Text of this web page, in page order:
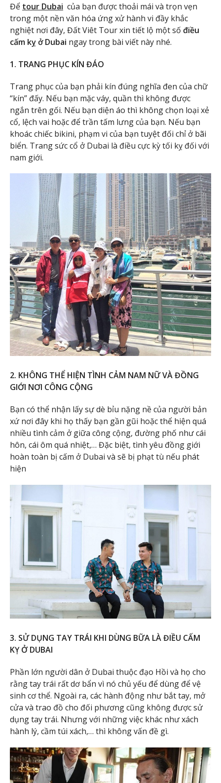
Để tour Dubai của bạn được thoải mái và trọn vẹn
trong một nền văn hóa ứng xử hành vi đầy khắc
nghiệt nơi đây, Đất Viêt Tour xin tiết lộ một số điều
cấm kỵ ở Dubai ngay trong bài viết này nhé.
1. TRANG PHỤC KÍN ĐÁO
Trang phục của bạn phải kín đúng nghĩa đen của chữ
“kín” đấy. Nếu bạn mặc váy, quần thì không được
ngắn trên gối. Nếu bạn diện áo thì không chọn loại xẻ
cổ, lệch vai hoặc để trần tấm lưng của bạn. Nếu bạn
khoác chiếc bikini, phạm vi của bạn tuyệt đối chỉ ở bãi
biển. Trang sức cổ ở Dubai là điều cực kỳ tối kỵ đối với
nam giới.
2. KHÔNG THỂ HIỆN TÌNH CẢM NAM NỮ VÀ ĐỒNG
GIỚI NƠI CÔNG CỘNG
Bạn có thể nhận lấy sự dè bỉu nặng nề của người bản
xứ nơi đây khi họ thấy bạn gần gũi hoặc thể hiện quá
nhiều tình cảm ở giữa công cộng, đường phố như cái
hôn, cái ôm quá nhiệt,… Đặc biệt, tình yêu đồng giới
hoàn toàn bị cấm ở Dubai và sẽ bị phạt tù nếu phát
hiện
3. SỬ DỤNG TAY TRÁI KHI DÙNG BỮA LÀ ĐIỀU CẤM
KỴ Ở DUBAI
Phần lớn người dân ở Dubai thuộc đạo Hồi và họ cho
rằng tay trái rất dơ bẩn vì nó chủ yếu để dùng để vệ
sinh cơ thể. Ngoài ra, các hành động như bắt tay, mở
cửa và trao đồ cho đối phương cũng không được sử
dụng tay trái. Nhưng với những việc khác như xách
hành lý, cầm túi xách,… thì không vấn đề gì.